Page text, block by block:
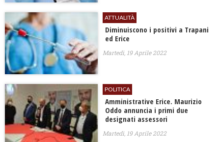
ATTUALITÀ
Diminuiscono i positivi a Trapani
ed Erice
Martedì, 19 Aprile 2022
POLITICA
Amministrative Erice. Maurizio
Oddo annuncia i primi due
designati assessori
Martedì, 19 Aprile 2022